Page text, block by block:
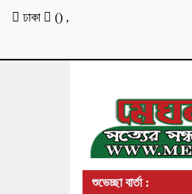
ঢাকা () ,
শুভেচ্ছা বার্তা :